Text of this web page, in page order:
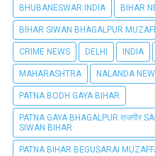
BHUBANESWAR INDIA BIHAR
BIHAR SIWAN BHAGALPUR
CRIME NEWS DELHI INDIA
MAHARASHTRA NALANDA
PATNA BODH GAYA BIHAR
PATNA GAYA BHAGALPUR राजगीर
SIWAN BIHAR
PATNA BIHAR BEGUSARAI